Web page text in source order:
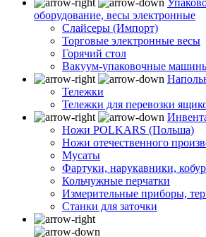
оборудование, весы электронные
Слайсеры (Импорт)
Торговые электронные весы
Горячий стол
Вакуум-упаковочные
Тележки
Тележки для перевозки
Ножи POLKARS (Польша)
Ножи отечественного
Мусаты
Фартуки, нарукавники,
Кольчужные перчатки
Измерительные приборы,
Станки для заточки